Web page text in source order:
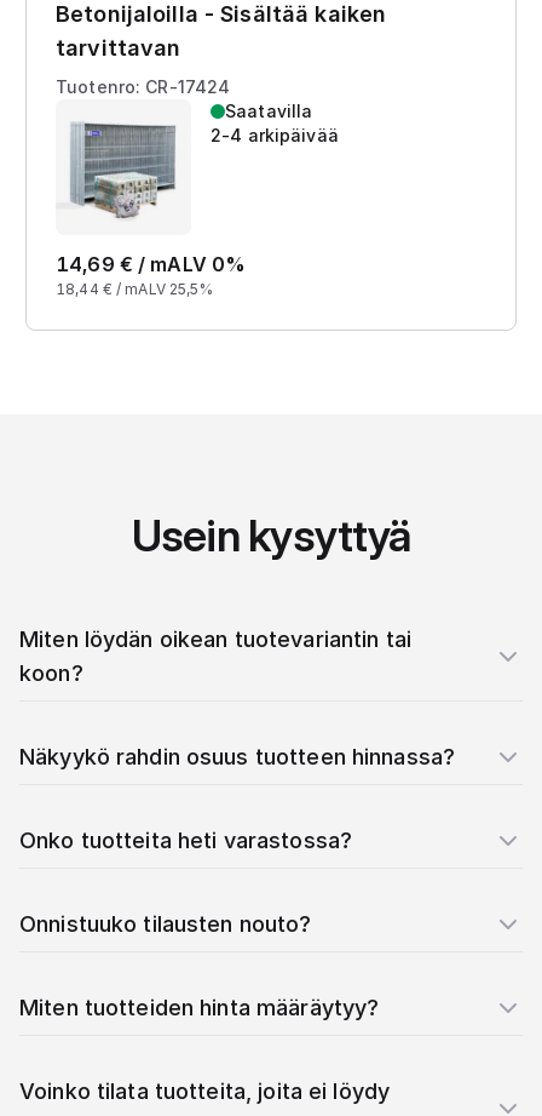
Betonijaloilla - Sisältää kaiken
tarvittavan
Tuotenro: CR-17424
Saatavilla
2-4 arkipäivää
14,69 € / mALV 0%
18,44 € / mALV 25,5%
Usein kysyttyä
Miten löydän oikean tuotevariantin tai
koon?
Näkyykö rahdin osuus tuotteen hinnassa?
Onko tuotteita heti varastossa?
Onnistuuko tilausten nouto?
Miten tuotteiden hinta määräytyy?
Voinko tilata tuotteita, joita ei löydy